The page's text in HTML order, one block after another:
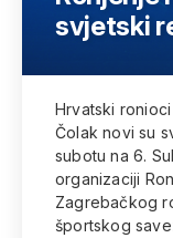
svjetski
Hrvatski
Čolak novi su
subotu na 6.
organizaciji
Zagrebačkog
športskog